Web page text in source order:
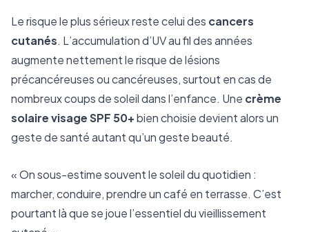
Le risque le plus sérieux reste celui des cancers
cutanés. L’accumulation d’UV au fil des années
augmente nettement le risque de lésions
précancéreuses ou cancéreuses, surtout en cas de
nombreux coups de soleil dans l’enfance. Une crème
solaire visage SPF 50+bien choisie devient alors un
geste de santé autant qu’un geste beauté.
« On sous-estime souvent le soleil du quotidien :
marcher, conduire, prendre un café en terrasse. C’est
pourtant là que se joue l’essentiel du vieillissement